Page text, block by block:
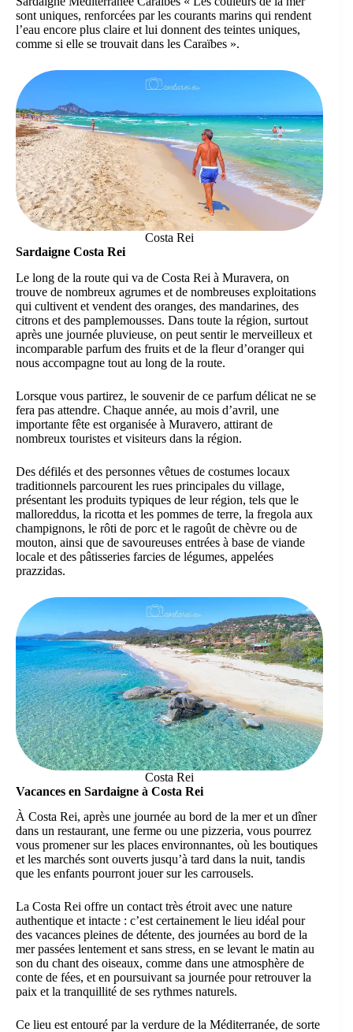
sont uniques, renforcées par les courants marins qui rendent
l’eau encore plus claire et lui donnent des teintes uniques,
comme si elle se trouvait dans les Caraïbes ».
Costa Rei
Sardaigne Costa Rei
Le long de la route qui va de Costa Rei à Muravera, on
trouve de nombreux agrumes et de nombreuses exploitations
qui cultivent et vendent des oranges, des mandarines, des
citrons et des pamplemousses. Dans toute la région, surtout
après une journée pluvieuse, on peut sentir le merveilleux et
incomparable parfum des fruits et de la fleur d’oranger qui
nous accompagne tout au long de la route.
Lorsque vous partirez, le souvenir de ce parfum délicat ne se
fera pas attendre. Chaque année, au mois d’avril, une
importante fête est organisée à Muravero, attirant de
nombreux touristes et visiteurs dans la région.
Des défilés et des personnes vêtues de costumes locaux
traditionnels parcourent les rues principales du village,
présentant les produits typiques de leur région, tels que le
malloreddus, la ricotta et les pommes de terre, la fregola aux
champignons, le rôti de porc et le ragoût de chèvre ou de
mouton, ainsi que de savoureuses entrées à base de viande
locale et des pâtisseries farcies de légumes, appelées
prazzidas.
Costa Rei
Vacances en Sardaigne à Costa Rei
À Costa Rei, après une journée au bord de la mer et un dîner
dans un restaurant, une ferme ou une pizzeria, vous pourrez
vous promener sur les places environnantes, où les boutiques
et les marchés sont ouverts jusqu’à tard dans la nuit, tandis
que les enfants pourront jouer sur les carrousels.
La Costa Rei offre un contact très étroit avec une nature
authentique et intacte : c’est certainement le lieu idéal pour
des vacances pleines de détente, des journées au bord de la
mer passées lentement et sans stress, en se levant le matin au
son du chant des oiseaux, comme dans une atmosphère de
conte de fées, et en poursuivant sa journée pour retrouver la
paix et la tranquillité de ses rythmes naturels.
Ce lieu est entouré par la verdure de la Méditerranée, de sorte